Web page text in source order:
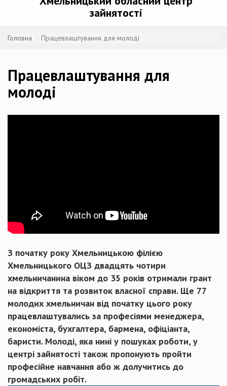
зайнятості
Головна Працевлаштування для молоді
Працевлаштування для
молоді
З початку року Хмельницькою філією
Хмельницького ОЦЗ двадцять чотири
хмельничанина віком до 35 років отримали грант
на відкриття та розвиток власної справи. Ще 77
молодих хмельничан від початку цього року
працевлаштувались за професіями менеджера,
економіста, бухгалтера, бармена, офіціанта,
баристи. Молоді, яка нині у пошуках роботи, у
центрі зайнятості також пропонують пройти
професійне навчання або ж долучитись до
громадських робіт.